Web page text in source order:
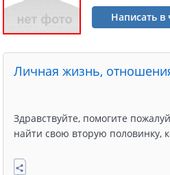
Написать в
Личная жизнь,
Здравствуйте, помогите
найти свою вторую половинку,